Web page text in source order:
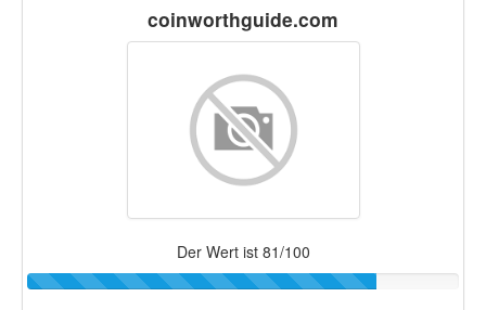
coinworthguide.com
Der Wert ist 81/100